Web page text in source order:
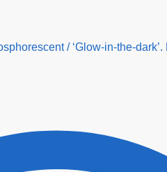
/ ‘Glow-in-the-